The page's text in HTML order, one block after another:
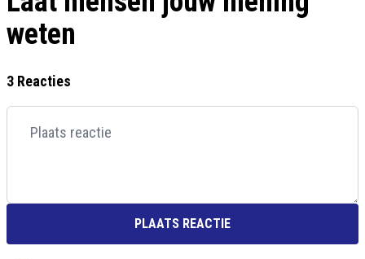
weten
3 Reacties
PLAATS REACTIE